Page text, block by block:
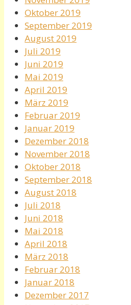
Oktober 2019
September 2019
August 2019
Juli 2019
Juni 2019
Mai 2019
April 2019
März 2019
Februar 2019
Januar 2019
Dezember 2018
November 2018
Oktober 2018
September 2018
August 2018
Juli 2018
Juni 2018
Mai 2018
April 2018
März 2018
Februar 2018
Januar 2018
Dezember 2017